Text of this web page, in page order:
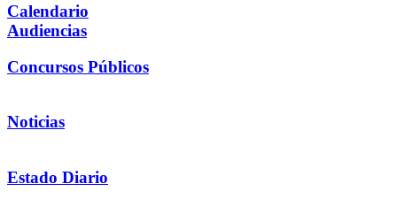
Calendario
Audiencias
Concursos Públicos
Noticias
Estado Diario